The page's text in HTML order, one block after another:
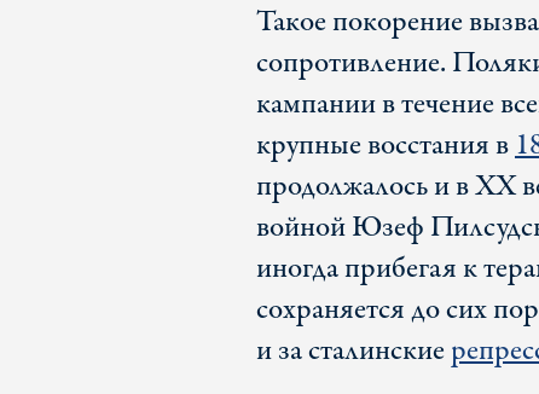
Такое покорение
сопротивление.
кампании в течение
крупные восстания в
продолжалось и в XX
войной Юзеф
иногда прибегая к
сохраняется до сих
и за сталинские